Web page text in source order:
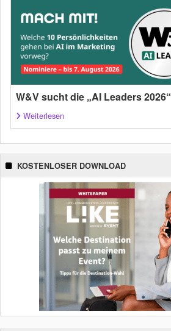
W&V sucht die „AI Leaders 2026“
Weiterlesen
KOSTENLOSER DOWNLOAD